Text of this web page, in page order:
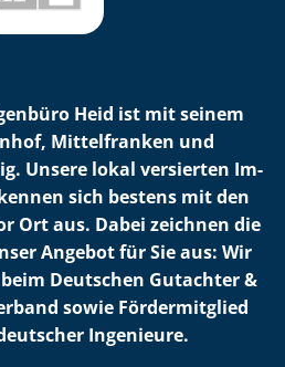
Heid ist mit seinem
Mittelfranken und
Unsere lokal versierten Im­
sich bestens mit den
Ort aus. Dabei zeichnen die
Angebot für Sie aus: Wir
Deutschen Gutachter &
sowie Fördermitglied
Ingenieure.